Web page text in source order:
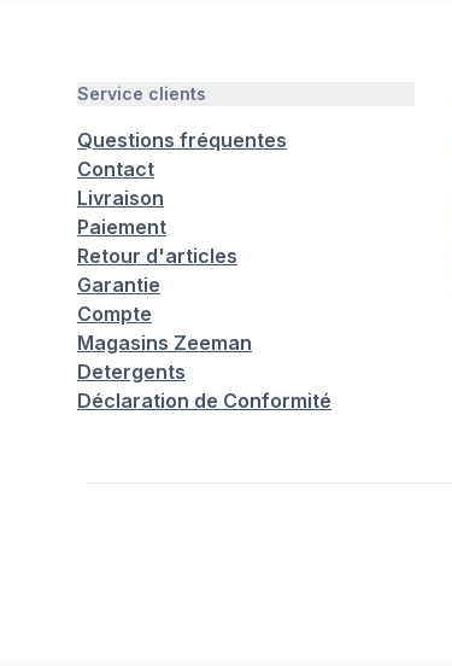
Service clients
Questions fréquentes
Contact
Livraison
Paiement
Retour d'articles
Garantie
Compte
Magasins Zeeman
Detergents
Déclaration de Conformité